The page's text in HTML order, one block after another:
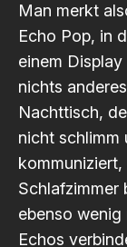
Man merkt
Echo Pop, in
einem
nichts
Nachttisch,
nicht schlimm
kommuniziert,
Schlafzimmer
ebenso
Echos